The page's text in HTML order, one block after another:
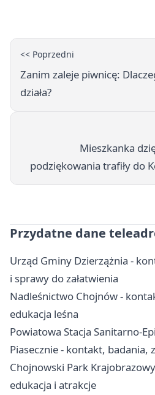
<< Poprzedni
Zanim zaleje piwnicę:
działa?
Mieszkanka
podziękowania trafiły do
Przydatne dane
Urząd Gminy Dzierzążnia -
i sprawy do załatwienia
Nadleśnictwo Chojnów -
edukacja leśna
Powiatowa Stacja Sanitarno-
Piasecznie - kontakt, badania,
Chojnowski Park
edukacja i atrakcje